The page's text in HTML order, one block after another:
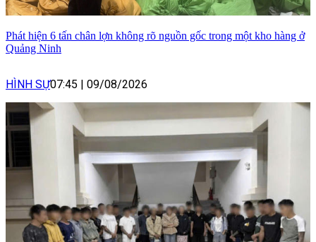
Phát hiện 6 tấn chân lợn không rõ nguồn gốc trong một kho hàng ở
Quảng Ninh
HÌNH SỰ07:45 09/08/2026